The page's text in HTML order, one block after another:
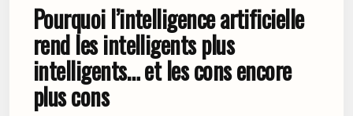
Pourquoi l’intelligence artificielle
rend les intelligents plus
intelligents… et les cons encore
plus cons